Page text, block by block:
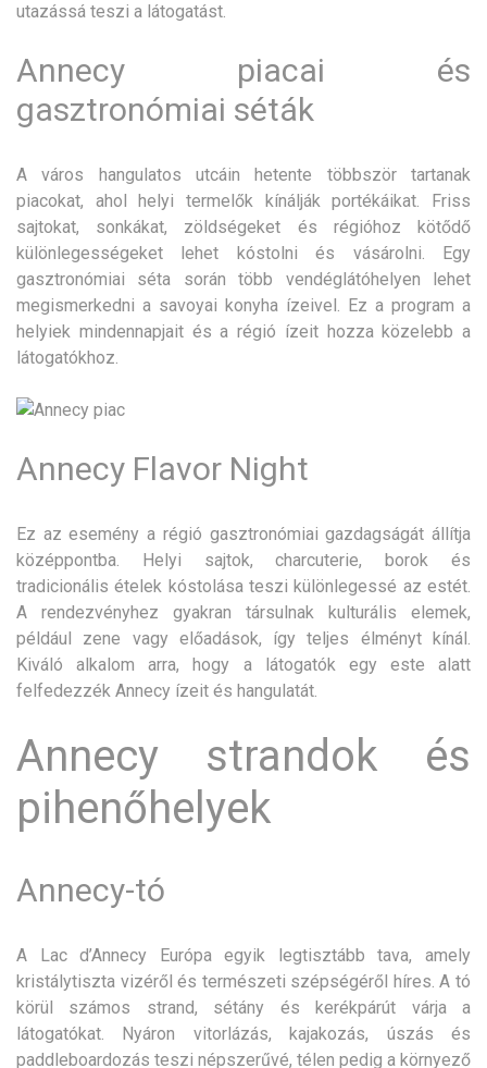
utazássá teszi a látogatást.
Annecy piacai és
gasztronómiai séták
A város hangulatos utcáin hetente többször tartanak
piacokat, ahol helyi termelők kínálják portékáikat. Friss
sajtokat, sonkákat, zöldségeket és régióhoz kötődő
különlegességeket lehet kóstolni és vásárolni. Egy
gasztronómiai séta során több vendéglátóhelyen lehet
megismerkedni a savoyai konyha ízeivel. Ez a program a
helyiek mindennapjait és a régió ízeit hozza közelebb a
látogatókhoz.
Annecy Flavor Night
Ez az esemény a régió gasztronómiai gazdagságát állítja
középpontba. Helyi sajtok, charcuterie, borok és
tradicionális ételek kóstolása teszi különlegessé az estét.
A rendezvényhez gyakran társulnak kulturális elemek,
például zene vagy előadások, így teljes élményt kínál.
Kiváló alkalom arra, hogy a látogatók egy este alatt
felfedezzék Annecy ízeit és hangulatát.
Annecy strandok és
pihenőhelyek
Annecy-tó
A Lac d’Annecy Európa egyik legtisztább tava, amely
kristálytiszta vizéről és természeti szépségéről híres. A tó
körül számos strand, sétány és kerékpárút várja a
látogatókat. Nyáron vitorlázás, kajakozás, úszás és
paddleboardozás teszi népszerűvé, télen pedig a környező